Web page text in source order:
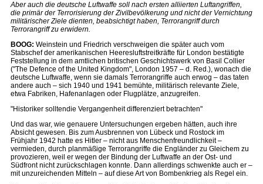
Aber auch die deutsche Luftwaffe soll nach ersten alliierten Luftangriffen,
die primär der Terrorisierung der Zivilbevölkerung und nicht der Vernichtung
militärischer Ziele dienten, beabsichtigt haben, Terrorangriff durch
Terrorangriff zu erwidern.
BOOG: Weinstein und Friedrich verschweigen die später auch vom
Stabschef der amerikanischen Heeresluftstreitkräfte für London bestätigte
Feststellung in dem amtlichen britischen Geschichtswerk von Basil Collier
("The Defence of the United Kingdom", London 1957 – d. Red.), wonach die
deutsche Luftwaffe, wenn sie damals Terrorangriffe auch erwog – das taten
andere auch – sich 1940 und 1941 bemühte, militärisch relevante Ziele,
etwa Fabriken, Hafenanlagen oder Flugplätze, anzugreifen.
"Historiker solltendie Vergangenheit differenziert betrachten"
Und das war, wie genauere Untersuchungen ergeben hätten, auch ihre
Absicht gewesen. Bis zum Ausbrennen von Lübeck und Rostock im
Frühjahr 1942 hatte es Hitler – nicht aus Menschenfreundlichkeit –
vermieden, durch planmäßige Terrorangriffe die Engländer zu Gleichem zu
provozieren, weil er wegen der Bindung der Luftwaffe an der Ost- und
Südfront nicht zurückschlagen konnte. Dann allerdings schwenkte auch er –
mit unzureichenden Mitteln – auf diese Art von Bombenkrieg als Regel ein.